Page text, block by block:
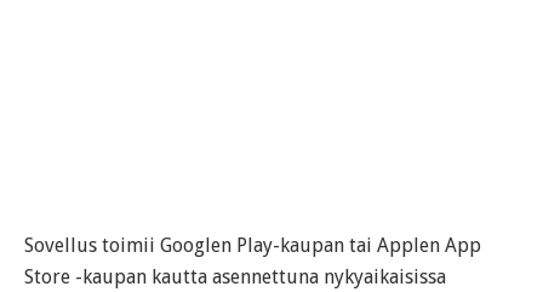
Sovellus toimii Googlen Play-kaupan tai Applen App
Store -kaupan kautta asennettuna nykyaikaisissa